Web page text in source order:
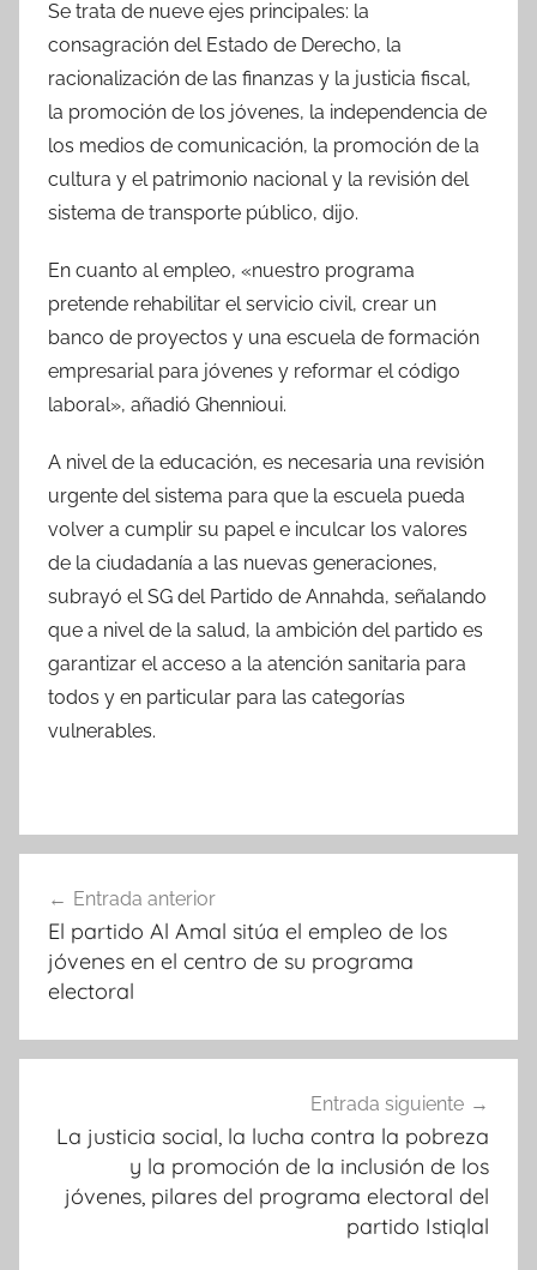
Se trata de nueve ejes principales: la
consagración del Estado de Derecho, la
racionalización de las finanzas y la justicia fiscal,
la promoción de los jóvenes, la independencia de
los medios de comunicación, la promoción de la
cultura y el patrimonio nacional y la revisión del
sistema de transporte público, dijo.
En cuanto al empleo, «nuestro programa
pretende rehabilitar el servicio civil, crear un
banco de proyectos y una escuela de formación
empresarial para jóvenes y reformar el código
laboral», añadió Ghennioui.
A nivel de la educación, es necesaria una revisión
urgente del sistema para que la escuela pueda
volver a cumplir su papel e inculcar los valores
de la ciudadanía a las nuevas generaciones,
subrayó el SG del Partido de Annahda, señalando
que a nivel de la salud, la ambición del partido es
garantizar el acceso a la atención sanitaria para
todos y en particular para las categorías
vulnerables.
de
entradas
Entrada anterior
El partido Al Amal sitúa el empleo de los
jóvenes en el centro de su programa
electoral
Entrada siguiente
La justicia social, la lucha contra la pobreza
y la promoción de la inclusión de los
jóvenes, pilares del programa electoral del
partido Istiqlal